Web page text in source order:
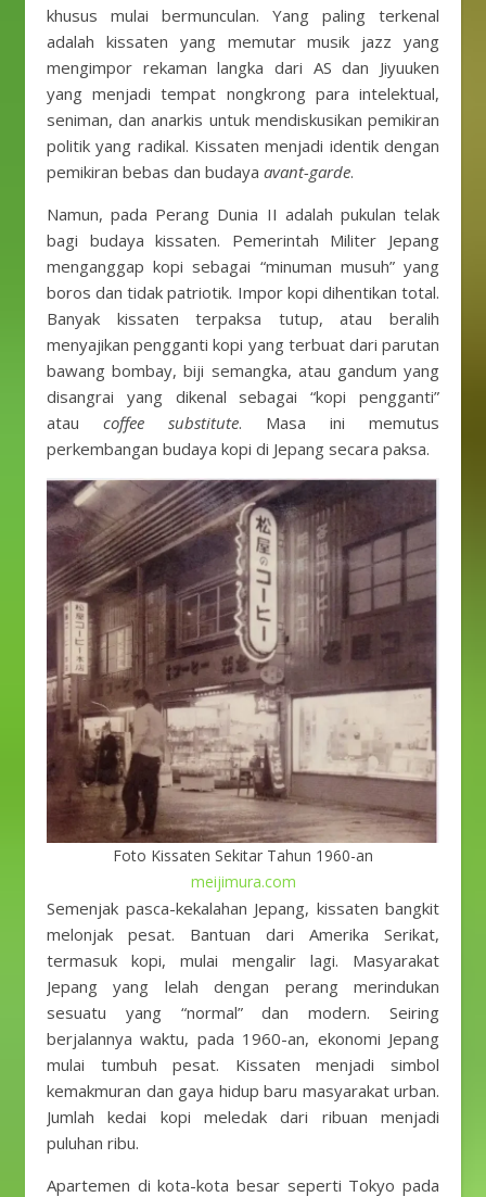
khusus mulai bermunculan. Yang paling terkenal
adalah kissaten yang memutar musik jazz yang
mengimpor rekaman langka dari AS dan Jiyuuken
yang menjadi tempat nongkrong para intelektual,
seniman, dan anarkis untuk mendiskusikan pemikiran
politik yang radikal. Kissaten menjadi identik dengan
pemikiran bebas dan budaya avant-garde.
Namun, pada Perang Dunia II adalah pukulan telak
bagi budaya kissaten. Pemerintah Militer Jepang
menganggap kopi sebagai “minuman musuh” yang
boros dan tidak patriotik. Impor kopi dihentikan total.
Banyak kissaten terpaksa tutup, atau beralih
menyajikan pengganti kopi yang terbuat dari parutan
bawang bombay, biji semangka, atau gandum yang
disangrai yang dikenal sebagai “kopi pengganti”
atau coffee substitute. Masa ini memutus
perkembangan budaya kopi di Jepang secara paksa.
Foto Kissaten Sekitar Tahun 1960-an
meijimura.com
Semenjak pasca-kekalahan Jepang, kissaten bangkit
melonjak pesat. Bantuan dari Amerika Serikat,
termasuk kopi, mulai mengalir lagi. Masyarakat
Jepang yang lelah dengan perang merindukan
sesuatu yang “normal” dan modern. Seiring
berjalannya waktu, pada 1960-an, ekonomi Jepang
mulai tumbuh pesat. Kissaten menjadi simbol
kemakmuran dan gaya hidup baru masyarakat urban.
Jumlah kedai kopi meledak dari ribuan menjadi
puluhan ribu.
Apartemen di kota-kota besar seperti Tokyo pada